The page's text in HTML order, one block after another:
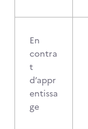
En
contra
t
d’appr
entissa
ge